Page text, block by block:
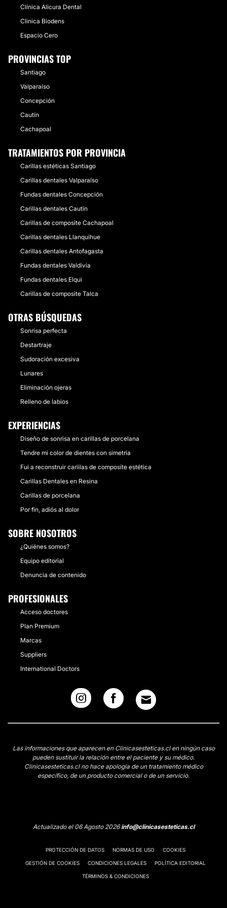
Clínica Alicura Dental
Clinica Biodens
Espacio Cero
PROVINCIAS TOP
Santiago
Valparaíso
Concepción
Cautín
Cachapoal
TRATAMIENTOS POR PROVINCIA
Carillas estéticas Santiago
Carillas dentales Valparaíso
Fundas dentales Concepción
Carillas dentales Cautín
Carillas de composite Cachapoal
Carillas dentales Llanquihue
Carillas dentales Antofagasta
Fundas dentales Valdivia
Fundas dentales Elqui
Carillas de composite Talca
OTRAS BÚSQUEDAS
Sonrisa perfecta
Destartraje
Sudoración excesiva
Lunares
Eliminación ojeras
Relleno de labios
EXPERIENCIAS
Diseño de sonrisa en carillas de porcelana
Tendre mi color de dientes con simetría
Fui a reconstruir cariilas de composite estética
Carillas Dentales en Resina
Carillas de porcelana
Por fin, adiós al dolor
SOBRE NOSOTROS
¿Quiénes somos?
Equipo editorial
Denuncia de contenido
PROFESIONALES
Acceso doctores
Plan Premium
Marcas
Suppliers
International Doctors
Las informaciones que aparecen en Clinicasesteticas.cl en ningún caso
pueden sustituir la relación entre el paciente y su médico.
Clinicasesteticas.cl no hace apología de un tratamiento médico
específico, de un producto comercial o de un servicio.
Actualizado el 06 Agosto 2026info@clinicasesteticas.cl
PROTECCIÓN DE DATOS NORMAS DE USO COOKIES
GESTIÓN DE COOKIES CONDICIONES LEGALES POLÍTICA EDITORIAL
TÉRMINOS & CONDICIONES